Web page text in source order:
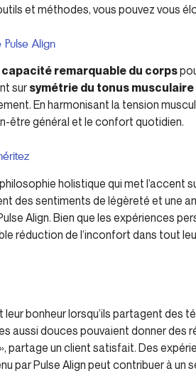
et méthodes, vous pouvez vous
Align
capacité remarquable du corps
sur symétrie du tonus musculaire
En harmonisant la tension
être général et le confort quotidien.
holistique qui met l’accent
des sentiments de légèreté et une
Align. Bien que les expériences
réduction de l’inconfort dans tout
bonheur lorsqu’ils partagent des
aussi douces pouvaient donner
partage un client satisfait. Des
par Pulse Align peut contribuer à un